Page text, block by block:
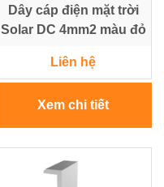
Dây cáp điện mặt trời
Solar DC 4mm2 màu đỏ
Liên hệ
Xem chi tiết